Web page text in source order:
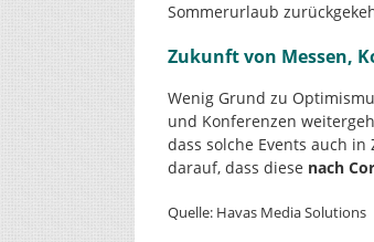
Sommerurlaub
Zukunft von Messen,
Wenig Grund zu
und Konferenzen
dass solche Events auch in
darauf, dass diese nach
Quelle: Havas Media Solutions